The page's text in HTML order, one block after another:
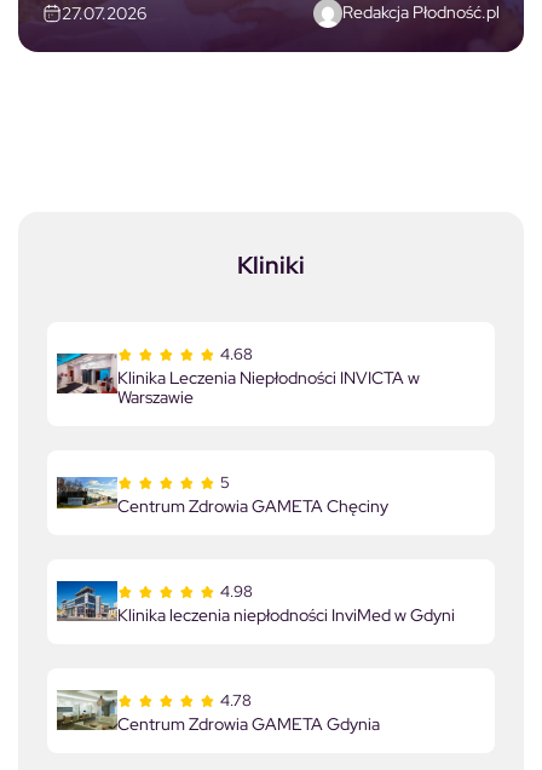
27.07.2026 Redakcja Płodność.pl
Kliniki
4.68
Klinika Leczenia Niepłodności INVICTA w
Warszawie
5
Centrum Zdrowia GAMETA Chęciny
4.98
Klinika leczenia niepłodności InviMed w Gdyni
4.78
Centrum Zdrowia GAMETA Gdynia